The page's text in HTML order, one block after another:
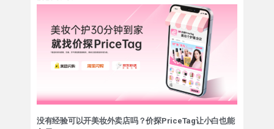
没有经验可以开美妆外卖店吗？价探PriceTag让小白也能